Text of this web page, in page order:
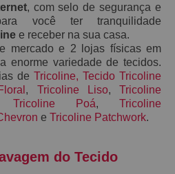
, com selo de segurança e
você ter tranquilidade
e receber na sua casa.
mercado e 2 lojas físicas em
enorme variedade de tecidos.
de Tricoline, Tecido Tricoline
, Tricoline Liso,Tricoline
Tricoline Poá, Tricoline
e Tricoline Patchwork.
do Tecido